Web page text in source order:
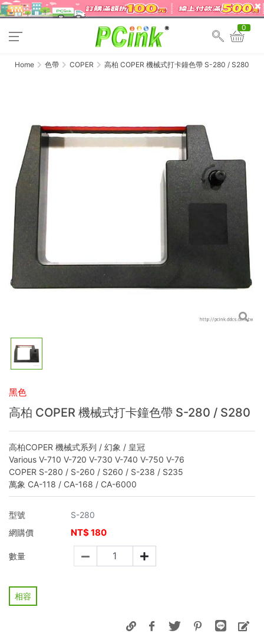
0
Home 色帶 COPER 高柏 COPER 機械式打卡鐘色帶 S-280 / S280
黑色
高柏 COPER 機械式打卡鐘色帶 S-280 / S280
高柏COPER 機械式系列 / 幻象 / 皇冠
Various V-710 V-720 V-730 V-740 V-750 V-76
COPER S-280 / S-260 / S260 / S-238 / S235
萬象 CA-118 / CA-168 / CA-6000
型號
S-280
網購價
NT$180
數量
相容